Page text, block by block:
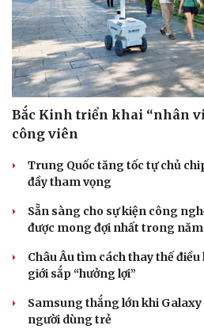
Bắc Kinh triển khai “nhân
công viên
Trung Quốc tăng tốc tự chủ
đầy tham vọng
Sẵn sàng cho sự kiện công
được mong đợi nhất trong năm
Châu Âu tìm cách thay thế
giới sắp “hưởng lợi”
Samsung thắng lớn khi Galaxy
người dùng trẻ